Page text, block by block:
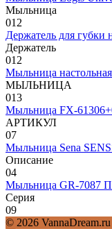
Мыльница
012
Держатель для губки
Держатель
012
Мыльница
МЫЛЬНИЦА
013
Мыльница FX-
АРТИКУЛ
07
Мыльница Sena
Описание
04
Мыльница GR-7087
Серия
09
© 2026 VannaDream.ru